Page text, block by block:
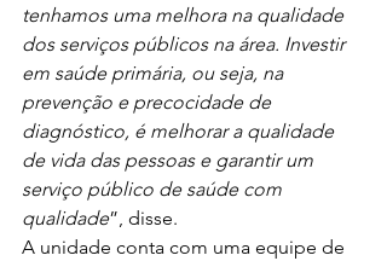
tenhamos uma melhora na qualidade
dos serviços públicos na área. Investir
em saúde primária, ou seja, na
prevenção e precocidade de
diagnóstico, é melhorar a qualidade
de vida das pessoas e garantir um
serviço público de saúde com
qualidade”, disse.
A unidade conta com uma equipe de